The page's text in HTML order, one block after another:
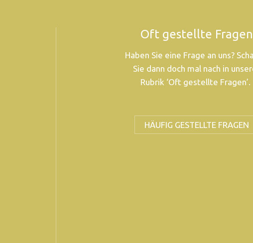
Oft gestellte Fragen
Haben Sie eine Frage an uns?
Sie dann doch mal nach in
Rubrik ‘Oft gestellte Fragen’.
HÄUFIG GESTELLTE FRAGEN